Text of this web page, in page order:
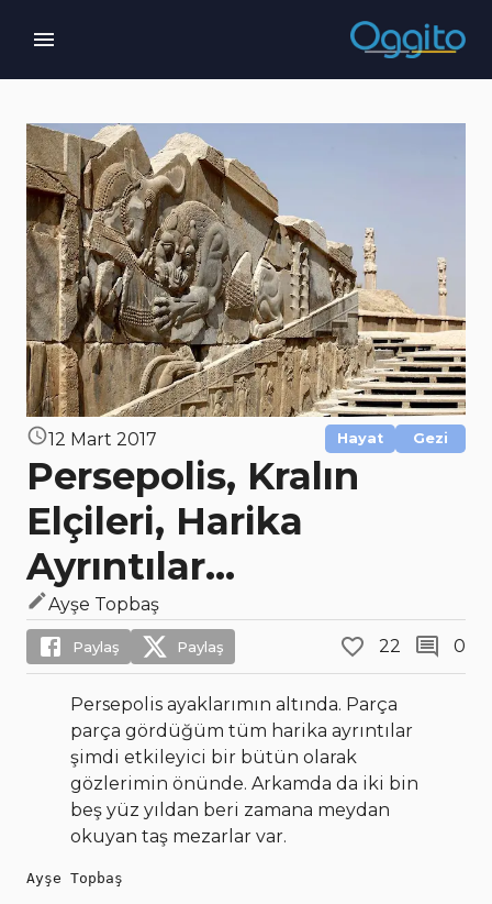
12 Mart 2017 Hayat Gezi
Persepolis, Kralın
Elçileri, Harika
Ayrıntılar...
Ayşe Topbaş
Paylaş Paylaş 22 0
Persepolis ayaklarımın altında. Parça
parça gördüğüm tüm harika ayrıntılar
şimdi etkileyici bir bütün olarak
gözlerimin önünde. Arkamda da iki bin
beş yüz yıldan beri zamana meydan
okuyan taş mezarlar var.
Ayşe Topbaş